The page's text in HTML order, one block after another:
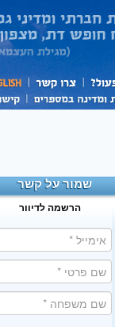
שמור על קשר
הרשמה לדיוור